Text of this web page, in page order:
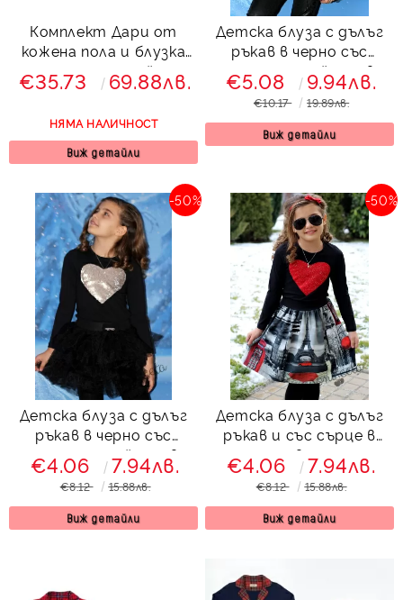
Комплект Дари от
кожена пола и блузка
със сърце от пайети
в черно
€35.73 69.88лв.
НЯМА НАЛИЧНОСТ
Виж детайли
Детска блуза с дълъг
ръкав в черно със
сърце от пайети в
червено
€5.08 9.94лв.
€10.17 19.89лв.
Виж детайли
Детска блуза с дълъг
ръкав в черно със
сърце от пайети в
златисто
-50%
€4.06 7.94лв.
€8.12 15.88лв.
Виж детайли
Детска блуза с дълъг
ръкав и със сърце в
червено
-50%
€4.06 7.94лв.
€8.12 15.88лв.
Виж детайли